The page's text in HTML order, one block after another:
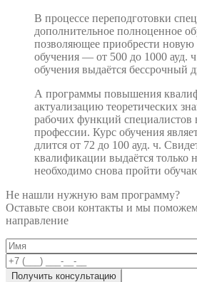
В процессе переподготовки
дополнительное полноценное
позволяющее приобрести
обучения — от 500 до 1000 ауд.
обучения выдаётся бессрочный
А программы повышения
актуализацию теоретических
рабочих функций специалистов
профессии. Курс обучения
длится от 72 до 100 ауд. ч.
квалификации выдаётся только
необходимо снова пройти
Не нашли нужную вам программу?
Оставьте свои контакты и мы
направление